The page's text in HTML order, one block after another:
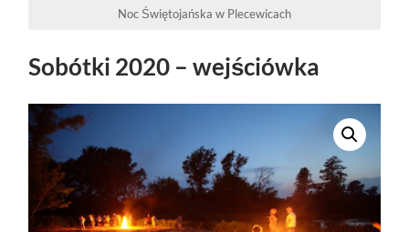
Noc Świętojańska w Plecewicach
Sobótki 2020 – wejściówka